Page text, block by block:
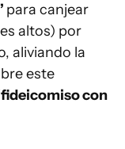
para canjear
altos) por
aliviando la
este
con